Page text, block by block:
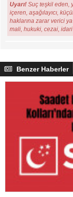
Uyarı! Suç teşkil eden,
içeren, aşağılayıcı,
haklarına zarar verici
mali, hukuki, cezai,
Benzer Haberler